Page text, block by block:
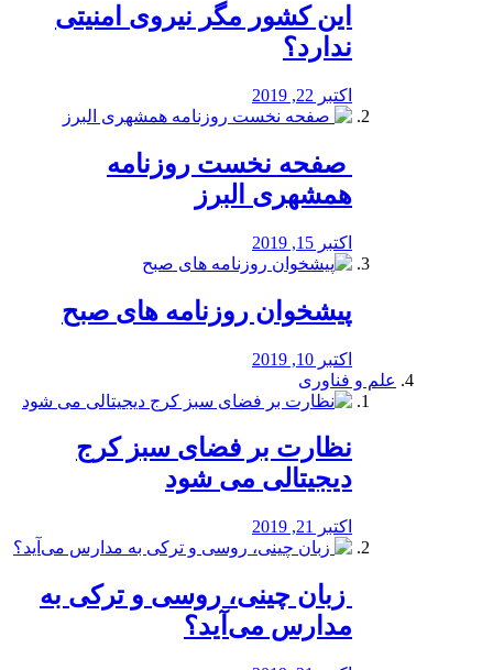
این کشور مگر نیروی امنیتی
ندارد؟
اکتبر 22, 2019
️ صفحه نخست روزنامه‌
همشهری البرز
اکتبر 15, 2019
پیشخوان روزنامه های صبح
اکتبر 10, 2019
علم و فناوری
نظارت بر فضای سبز کرج
دیجیتالی می شود
اکتبر 21, 2019
️ زبان چینی، روسی و ترکی به
مدارس می‌آید؟